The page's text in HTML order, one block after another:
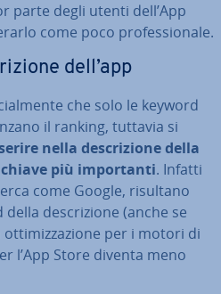
parte degli utenti dell’App
come poco pro­fes­sio­na­le.
dell’app
che solo le keyword
il ranking, tuttavia si
nella de­scri­zio­ne della
chiave più im­por­tan­ti. Infatti
come Google, risultano
de­scri­zio­ne (anche se
per i motori di
l’App Store diventa meno